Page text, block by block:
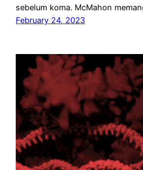
sebelum koma. McMahon
February 24, 2023